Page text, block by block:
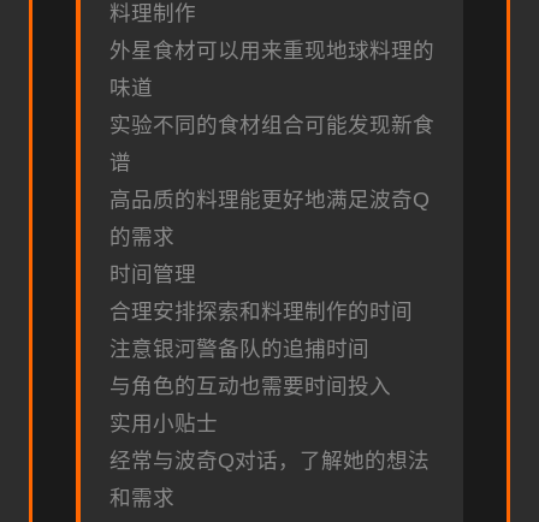
料理制作
外星食材可以用来重现地球料理的
味道
实验不同的食材组合可能发现新食
谱
高品质的料理能更好地满足波奇Q
的需求
时间管理
合理安排探索和料理制作的时间
注意银河警备队的追捕时间
与角色的互动也需要时间投入
实用小贴士
经常与波奇Q对话，了解她的想法
和需求